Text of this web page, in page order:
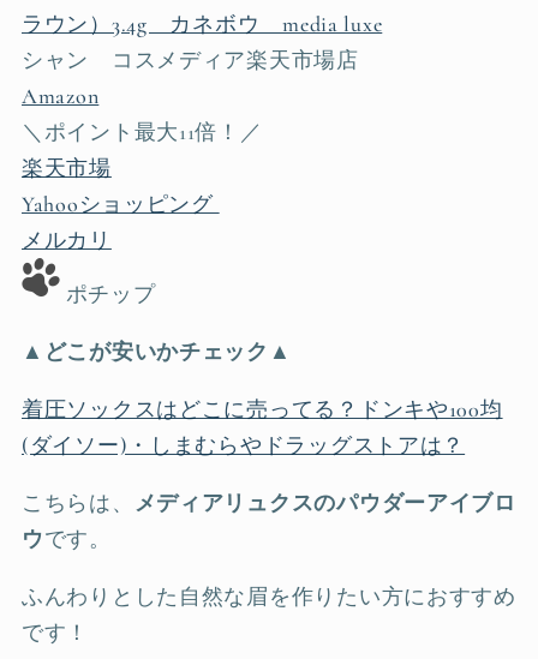
ラウン）3.4g カネボウ media luxe
シャン コスメディア楽天市場店
Amazon
＼ポイント最大11倍！／
楽天市場
Yahooショッピング
メルカリ
ポチップ
▲どこが安いかチェック▲
着圧ソックスはどこに売ってる？ドンキや100均
(ダイソー)・しまむらやドラッグストアは？
こちらは、 メディアリュクスのパウダーアイブロ
ウです。
ふんわりとした自然な眉を作りたい方におすすめ
です！